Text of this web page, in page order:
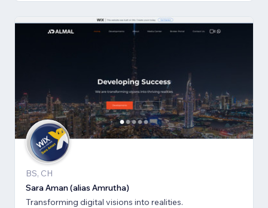
BS, CH
Sara Aman (alias Amrutha)
Transforming digital visions into realities.